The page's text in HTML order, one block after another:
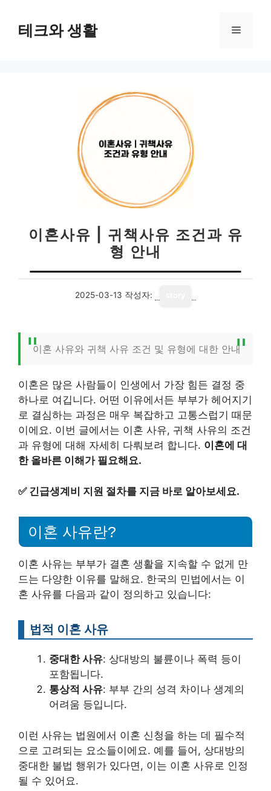
테크와 생활 메
이혼사유 | 귀책사유 조건과 유
형 안내
2025-03-13 작성자:
이혼 사유와 귀책 사유 조건 및 유형에 대한 안내
이혼은 많은 사람들이 인생에서 가장 힘든 결정 중
하나로 여깁니다. 어떤 이유에서든 부부가 헤어지기
로 결심하는 과정은 매우 복잡하고 고통스럽기 때문
이에요. 이번 글에서는 이혼 사유, 귀책 사유의 조건
과 유형에 대해 자세히 다뤄보려 합니다. 이혼에 대
한 올바른 이해가 필요해요.
✅ 긴급생계비 지원 절차를 지금 바로 알아보세요.
이혼 사유란?
이혼 사유는 부부가 결혼 생활을 지속할 수 없게 만
드는 다양한 이유를 말해요. 한국의 민법에서는 이
혼 사유를 다음과 같이 정의하고 있습니다:
법적 이혼 사유
중대한 사유: 상대방의 불륜이나 폭력 등이
포함됩니다.
통상적 사유: 부부 간의 성격 차이나 생계의
어려움 등입니다.
이런 사유는 법원에서 이혼 신청을 하는 데 필수적
으로 고려되는 요소들이에요. 예를 들어, 상대방의
중대한 불법 행위가 있다면, 이는 이혼 사유로 인정
될 수 있어요.